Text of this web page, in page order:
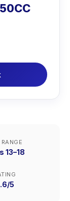
13–18
5